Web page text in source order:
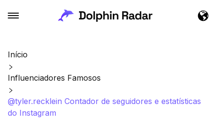
Início
Influenciadores Famosos
@tyler.recklein Contador de seguidores e estatísticas
do Instagram